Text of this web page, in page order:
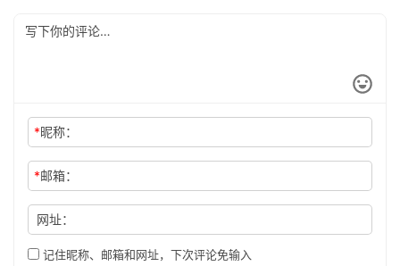
*昵称：
*邮箱：
网址：
记住昵称、邮箱和网址，下次评论免输入